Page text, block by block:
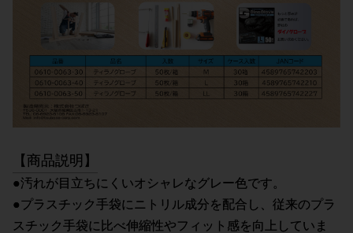
【商品説明】
●汚れが目立ちにくいオシャレなグレー色です。
●プラスチック手袋にニトリル成分を配合し、従来のプラ
スチック手袋に比べ伸縮性やフィット感を向上していま